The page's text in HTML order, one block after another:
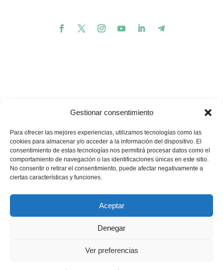
Gestionar consentimiento
Para ofrecer las mejores experiencias, utilizamos tecnologías como las
cookies para almacenar y/o acceder a la información del dispositivo. El
consentimiento de estas tecnologías nos permitirá procesar datos como el
comportamiento de navegación o las identificaciones únicas en este sitio.
No consentir o retirar el consentimiento, puede afectar negativamente a
ciertas características y funciones.
Aceptar
Denegar
Ver preferencias
💪🏽¿Te gustaría apoyar nuestros proyectos?🥳¡Buenas
noticias! Ahora puedes hacerlo en un solo minuto…
Política de privacidad|